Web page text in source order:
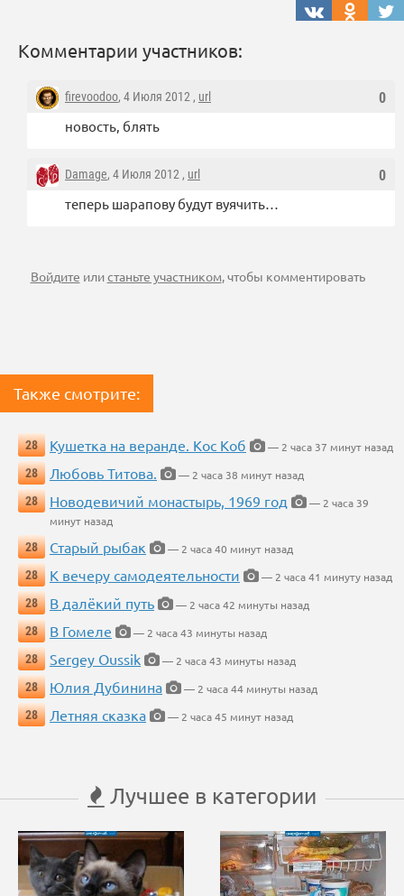
Комментарии участников:
0
firevoodoo, 4 Июля 2012 , url
новость, блять
0
Damage, 4 Июля 2012 , url
теперь шарапову будут вуячить…
Войдите илистаньте участником, чтобы комментировать
Также смотрите:
28 Кушетка на веранде. Кос Коб
— 2 часа 37 минут назад
28
Любовь Титова.
— 2 часа 38 минут назад
28
Новодевичий монастырь, 1969 год
— 2 часа 39
минут назад
28
Старый рыбак
— 2 часа 40 минут назад
28
К вечеру самодеятельности
— 2 часа 41 минуту назад
28
В далёкий путь
— 2 часа 42 минуты назад
28
В Гомеле
— 2 часа 43 минуты назад
28
Sergey Oussik
— 2 часа 43 минуты назад
28
Юлия Дубинина
— 2 часа 44 минуты назад
28
Летняя сказка — 2 часа 45 минут назад
Лучшее в категории